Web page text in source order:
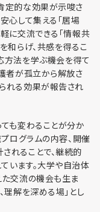
定的な効果が示唆さ
心して集える「居場
に交流できる「情報共
和らげ、共感を得るこ
方法を学ぶ機会を得て
者が孤立から解放さ
れる効果が報告され
も変わることが分か
ログラムの内容、開催
れることで、継続的
います。大学や自治体
た交流の機会も生ま
理解を深める場」とし